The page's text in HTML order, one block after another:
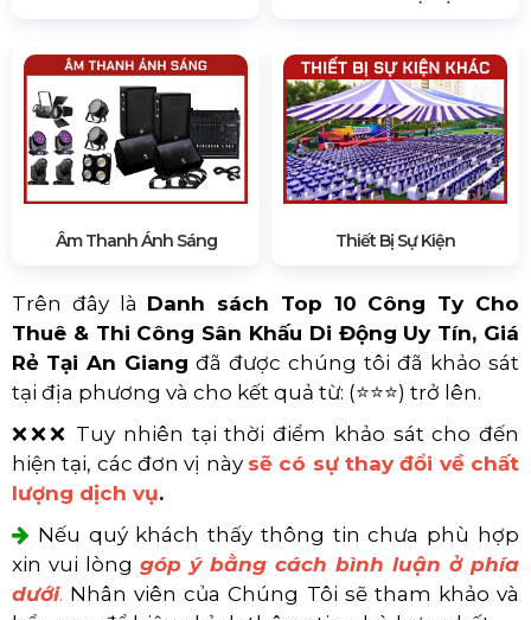
Âm Thanh Ánh Sáng Thiết Bị Sự Kiện
Trên đây là Danh sách Top 10 Công Ty Cho
Thuê & Thi Công Sân Khấu Di Động Uy Tín, Giá
Rẻ Tại An Giang đã được chúng tôi đã khảo sát
tại địa phương và cho kết quả từ: (⭐⭐⭐) trở lên.
❌❌❌ Tuy nhiên tại thời điểm khảo sát cho đến
hiện tại, các đơn vị này sẽ có sự thay đổi về chất
lượng dịch vụ.
Nếu quý khách thấy thông tin chưa phù hợp
xin vui lòng góp ý bằng cách bình luận ở phía
dưới. Nhân viên của Chúng Tôi sẽ tham khảo và